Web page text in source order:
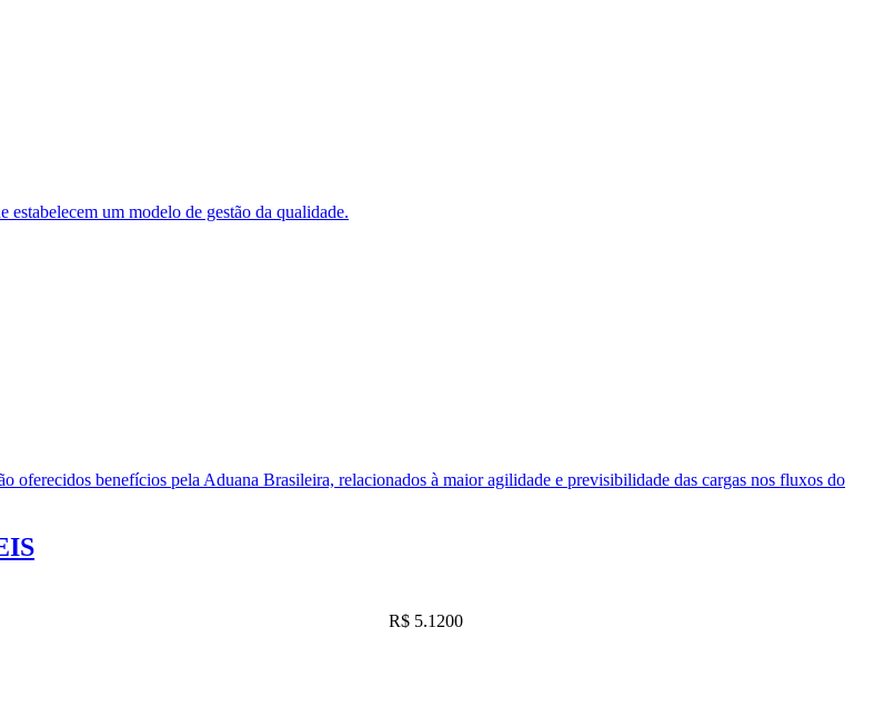
um modelo de gestão da qualidade.
oferecidos benefícios pela Aduana Brasileira, relacionados à maior agilidade e previsibilidade das cargas nos fluxos do
R$ 5.1200